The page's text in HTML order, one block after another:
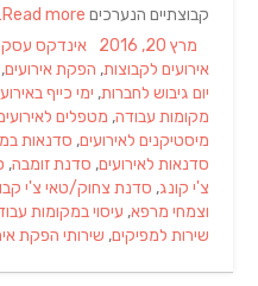
קבוצתיים הנערכים
Posted
on
מרץ 20, 2016 Categories
אינדקס
אירועים לקבוצות, הפקת אירועים,
יום גיבוש לחברות, ימי כייף
מקומות עבודה, מטפלים
מיסטיקנים לאירועים, סדנאות
סדנאות לאירועים, סדנת זומבה,
צ'י קונג, סדנת צחוק/טאי צ'י
וצמחי מרפא, עיסוי במקומות
שירות למפיקים, שירותי הפקת